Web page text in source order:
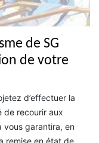
de SG
de votre
d’effectuer la
de recourir aux
vous garantira, en